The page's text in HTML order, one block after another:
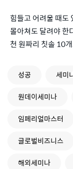
힘들고 어려울 때도
몰아쳐도 달려야 한
천 원짜리 칫솔 10
성공 세미
원데이세미나
임페리얼마스터
글로벌비즈니스
해외세미나